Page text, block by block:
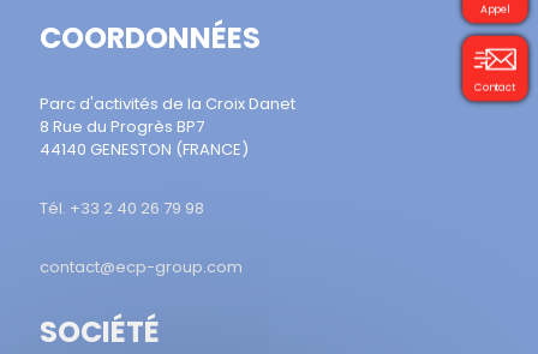
COORDONNÉES
Parc d'activités de la Croix Danet
8 Rue du Progrès BP7
44140 GENESTON (FRANCE)
Tél. +33 2 40 26 79 98
contact@ecp-group.com
SOCIÉTÉ
Appel
Contact